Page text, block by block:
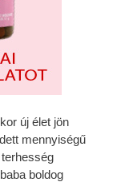
új élet jön
mennyiségű
boldog